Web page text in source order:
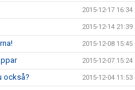
2015-12-17 16:34
2015-12-14 21:39
2015-12-08 15:45
2015-12-07 15:24
också? 2015-12-04 11:53